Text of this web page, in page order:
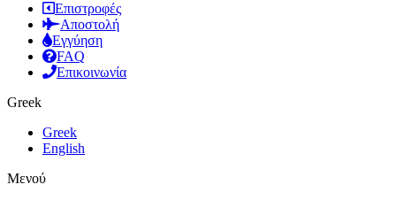
Επιστροφές
Αποστολή
Εγγύηση
FAQ
Επικοινωνία
Greek
Greek
English
Μενού